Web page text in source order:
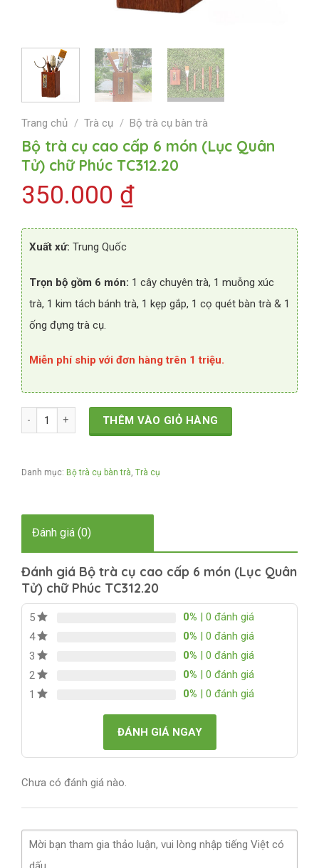
Trang chủ / Trà cụ / Bộ trà cụ bàn trà
Bộ trà cụ cao cấp 6 món (Lục Quân
Tử) chữ Phúc TC312.20
350.000 ₫
Xuất xứ: Trung Quốc
Trọn bộ gồm 6 món: 1 cây chuyên trà, 1 muỗng xúc
trà, 1 kim tách bánh trà, 1 kẹp gắp, 1 cọ quét bàn trà & 1
ống đựng trà cụ.
Miễn phí ship với đơn hàng trên 1 triệu.
Bộ trà cụ cao cấp 6 món (Lục Quân Tử) chữ Phúc TC312.20 số
THÊM VÀO GIỎ HÀNG
Danh mục: Bộ trà cụ bàn trà, Trà cụ
Đánh giá (0)
Đánh giá Bộ trà cụ cao cấp 6 món (Lục Quân
Tử) chữ Phúc TC312.20
5 0% | 0 đánh giá
4
0% | 0 đánh giá
3
0% | 0 đánh giá
2
0% | 0 đánh giá
1
0% | 0 đánh giá
ĐÁNH GIÁ NGAY
Chưa có đánh giá nào.